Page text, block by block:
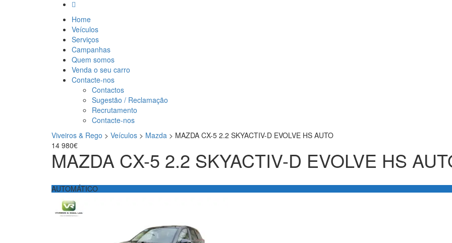
Home
Veículos
Serviços
Campanhas
Quem somos
Venda o seu carro
Contacte-nos
Contactos
Sugestão / Reclamação
Recrutamento
Contacte-nos
Viveiros & Rego > Veículos > Mazda > MAZDA CX-5 2.2 SKYACTIV-D EVOLVE HS AUTO
14 980€
MAZDA CX-5 2.2 SKYACTIV-D EVOLVE HS
AUTOMÁTICO